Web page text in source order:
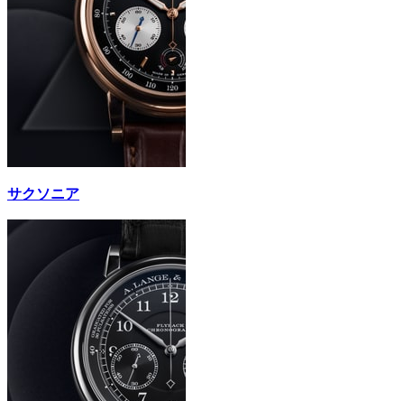
サクソニア